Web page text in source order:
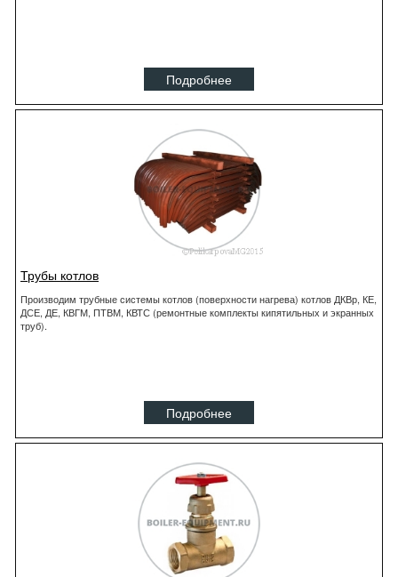
Подробнее
Трубы котлов
Производим трубные системы котлов (поверхности нагрева) котлов ДКВр, КЕ,
ДСЕ, ДЕ, КВГМ, ПТВМ, КВТС (ремонтные комплекты кипятильных и экранных
труб).
Подробнее